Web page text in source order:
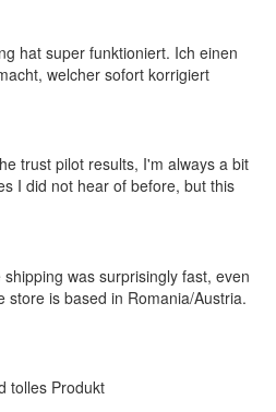
hat super funktioniert. Ich einen
welcher sofort korrigiert
trust pilot results, I'm always a bit
I did not hear of before, but this
was surprisingly fast, even
store is based in Romania/Austria.
tolles Produkt